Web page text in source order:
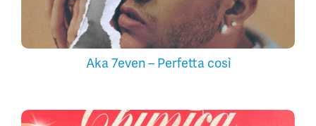
Aka 7even – Perfetta così